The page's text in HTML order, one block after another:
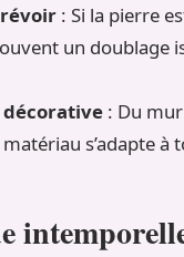
: Si la pierre
un doublage
décorative : Du
s’adapte à